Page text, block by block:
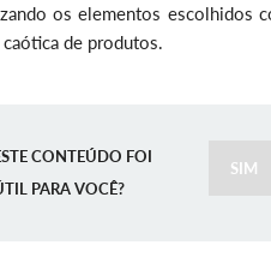
os elementos escolhidos
de produtos.
CONTEÚDO FOI
PARA VOCÊ?
SIM